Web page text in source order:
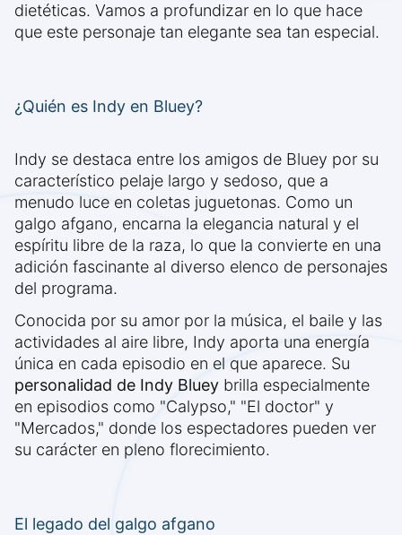
dietéticas. Vamos a profundizar en lo que hace
que este personaje tan elegante sea tan especial.
¿Quién es Indy en Bluey?
Indy se destaca entre los amigos de Bluey por su
característico pelaje largo y sedoso, que a
menudo luce en coletas juguetonas. Como un
galgo afgano, encarna la elegancia natural y el
espíritu libre de la raza, lo que la convierte en una
adición fascinante al diverso elenco de personajes
del programa.
Conocida por su amor por la música, el baile y las
actividades al aire libre, Indy aporta una energía
única en cada episodio en el que aparece. Su
personalidad de Indy Bluey brilla especialmente
en episodios como "Calypso," "El doctor" y
"Mercados," donde los espectadores pueden ver
su carácter en pleno florecimiento.
El legado del galgo afgano